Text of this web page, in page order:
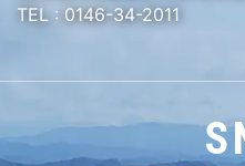
TEL : 0146-34-2011